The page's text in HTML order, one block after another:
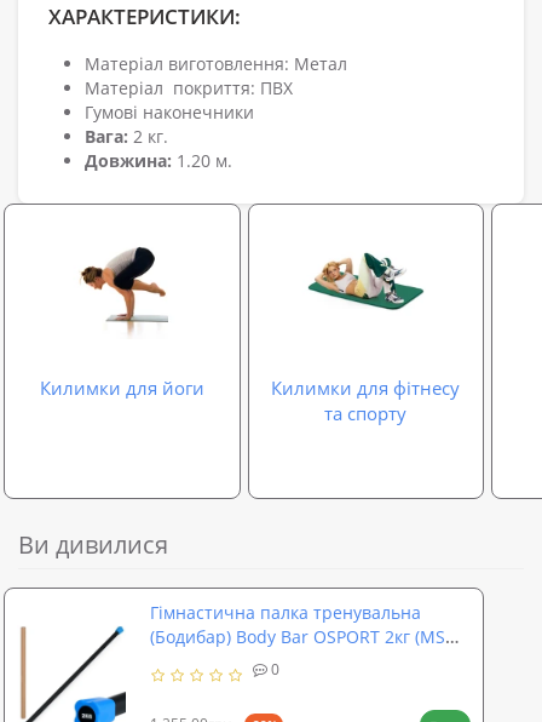
ХАРАКТЕРИСТИКИ:
Матеріал виготовлення: Метал
Матеріал покриття: ПВХ
Гумові наконечники
Вага: 2 кг.
Довжина: 1.20 м.
Килимки для йоги
Килимки для фітнесу
та спорту
Ви дивилися
Гімнастична палка тренувальна
(Бодибар) Body Bar OSPORT 2кг (MS
0